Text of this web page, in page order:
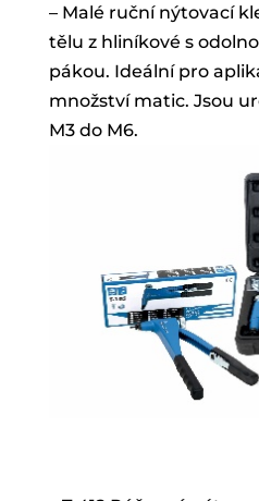
– Malé ruční nýtovací
tělu z hliníkové s
pákou. Ideální pro
množství matic. Jsou
M3 do M6.